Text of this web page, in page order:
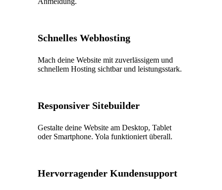
Schnelles Webhosting
Mach deine Website mit zuverlässigem und
schnellem Hosting sichtbar und leistungsstark.
Responsiver Sitebuilder
Gestalte deine Website am Desktop, Tablet
oder Smartphone. Yola funktioniert überall.
Hervorragender Kundensupport